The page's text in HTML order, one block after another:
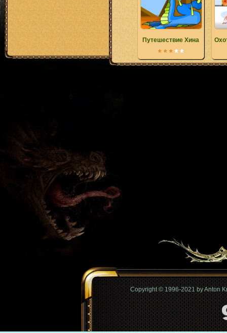
Путешествие Хина
Copyright © 1996-2021 by Anton